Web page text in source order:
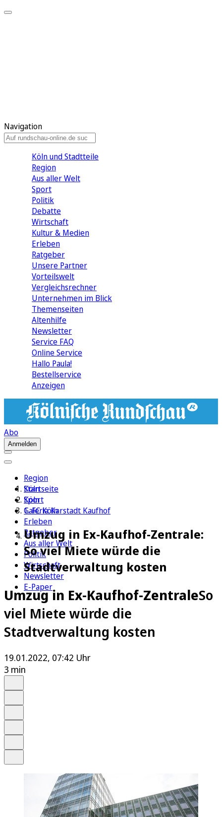
Navigation
Köln und Stadtteile
Region
Aus aller Welt
Sport
Politik
Debatte
Wirtschaft
Kultur & Medien
Erleben
Ratgeber
Unsere Partner
Vorteilswelt
Vergleichsrechner
Unternehmen im Blick
Themenseiten
Altenhilfe
Newsletter
Service FAQ
Online Service
Hallo Paula!
Bestellservice
Anzeigen
Abo
Anmelden
Region
Köln
Sport
1. FC Köln
Erleben
Ratgeber
Aus aller Welt
Politik
Wirtschaft
Newsletter
E-Paper
Startseite
Köln
Galeria Karstadt Kaufhof
Umzug in Ex-Kaufhof-Zentrale:
So viel Miete würde die
Stadtverwaltung kosten
Umzug in Ex-Kaufhof-ZentraleSo
viel Miete würde die
Stadtverwaltung kosten
19.01.2022, 07:42 Uhr
3 min